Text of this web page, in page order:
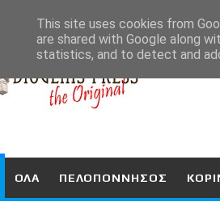
ΟΛΑ ΠΕΛΟΠΟΝΝΗΣΟΣ
This site uses cookies from
are shared with Google along
statistics, and to detect and